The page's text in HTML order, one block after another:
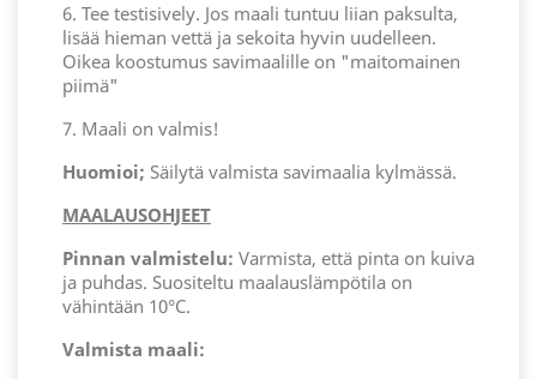
6. Tee testisively. Jos maali tuntuu liian paksulta,
lisää hieman vettä ja sekoita hyvin uudelleen.
Oikea koostumus savimaalille on "maitomainen
piimä"
7. Maali on valmis!
Huomioi; Säilytä valmista savimaalia kylmässä.
MAALAUSOHJEET
Pinnan valmistelu: Varmista, että pinta on kuiva
ja puhdas. Suositeltu maalauslämpötila on
vähintään 10°C.
Valmista maali: